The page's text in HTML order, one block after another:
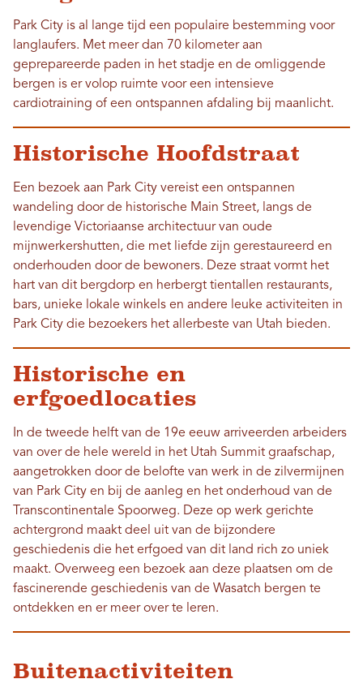
Park City is al lange tijd een populaire bestemming voor
langlaufers. Met meer dan 70 kilometer aan
geprepareerde paden in het stadje en de omliggende
bergen is er volop ruimte voor een intensieve
cardiotraining of een ontspannen afdaling bij maanlicht.
Historische Hoofdstraat
Een bezoek aan Park City vereist een ontspannen
wandeling door de historische Main Street, langs de
levendige Victoriaanse architectuur van oude
mijnwerkershutten, die met liefde zijn gerestaureerd en
onderhouden door de bewoners. Deze straat vormt het
hart van dit bergdorp en herbergt tientallen restaurants,
bars, unieke lokale winkels en andere leuke activiteiten in
Park City die bezoekers het allerbeste van Utah bieden.
Historische en
erfgoedlocaties
In de tweede helft van de 19e eeuw arriveerden arbeiders
van over de hele wereld in het Utah Summit graafschap,
aangetrokken door de belofte van werk in de zilvermijnen
van Park City en bij de aanleg en het onderhoud van de
Transcontinentale Spoorweg. Deze op werk gerichte
achtergrond maakt deel uit van de bijzondere
geschiedenis die het erfgoed van dit land rich zo uniek
maakt. Overweeg een bezoek aan deze plaatsen om de
fascinerende geschiedenis van de Wasatch bergen te
ontdekken en er meer over te leren.
Buitenactiviteiten